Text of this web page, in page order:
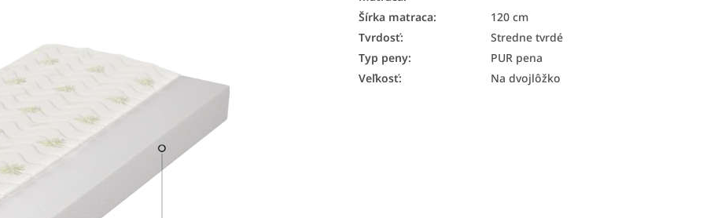
Šírka matraca:
120 cm
Tvrdosť:
Stredne tvrdé
Typ peny:
PUR pena
Veľkosť: Na dvojlôžko